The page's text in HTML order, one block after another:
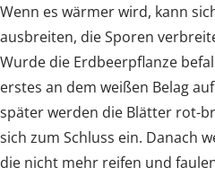
Wenn es wärmer wird, kann
ausbreiten, die Sporen
Wurde die Erdbeerpflanze
erstes an dem weißen Belag
später werden die Blätter rot-
sich zum Schluss ein. Danach
die nicht mehr reifen und